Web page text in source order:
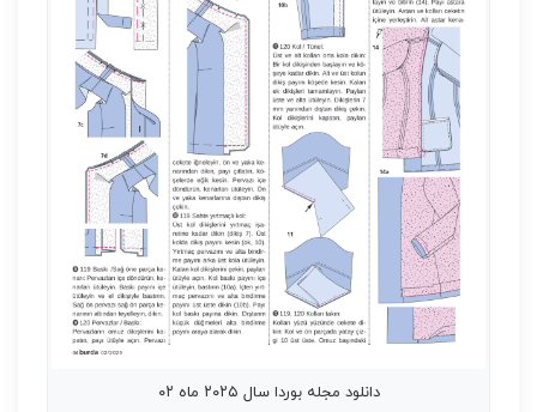
دانلود مجله بوردا سال ۲۰۲۵ ماه ۰۲